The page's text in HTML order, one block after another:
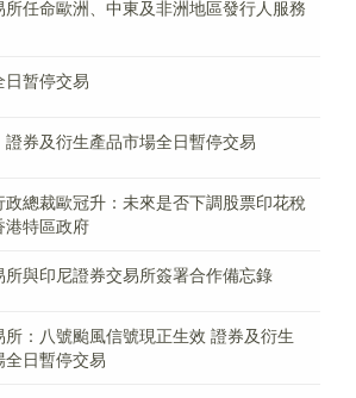
所任命歐洲、中東及非洲地區發行人服務
日暂停交易
證券及衍生產品市場全日暫停交易
政總裁歐冠升：未來是否下調股票印花稅
港特區政府
所與印尼證券交易所簽署合作備忘錄
所：八號颱風信號現正生效 證券及衍生
全日暫停交易